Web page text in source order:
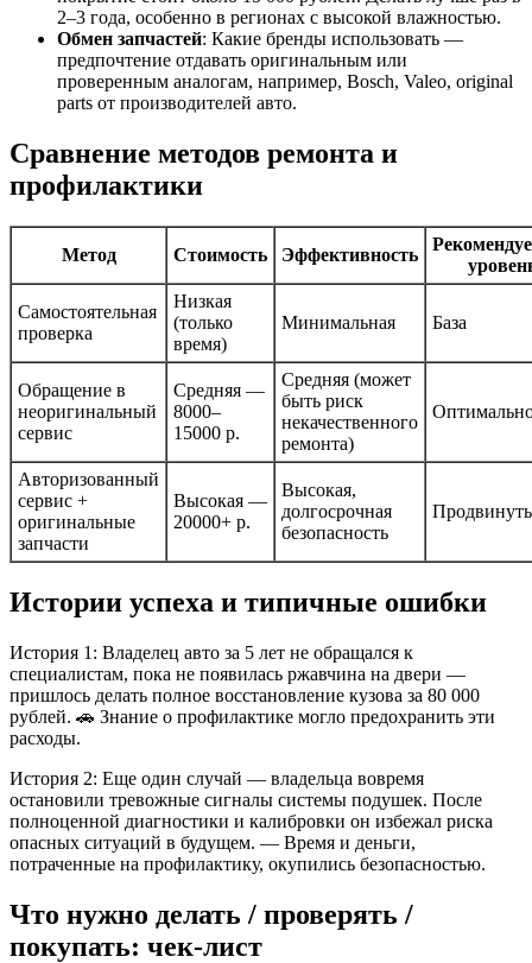
2–3 года, особенно в регионах с высокой влажностью.
Обмен запчастей: Какие бренды использовать —
предпочтение отдавать оригинальным или
проверенным аналогам, например, Bosch, Valeo, original
parts от производителей авто.
Сравнение методов ремонта и
профилактики
Метод Стоимость Эффективность
Самостоятельная
проверка
Низкая
(только
время)
Минимальная База
Обращение в
неоригинальный
сервис
Средняя —
8000–
15000 р.
Средняя (может
быть риск
некачественного
ремонта)
Авторизованный
сервис +
оригинальные
запчасти
Высокая —
20000+ р.
Высокая,
долгосрочная
безопасность
Истории успеха и типичные ошибки
История 1: Владелец авто за 5 лет не обращался к
специалистам, пока не появилась ржавчина на двери —
пришлось делать полное восстановление кузова за 80 000
рублей. 🚗 Знание о профилактике могло предохранить эти
расходы.
История 2: Еще один случай — владельца вовремя
остановили тревожные сигналы системы подушек. После
полноценной диагностики и калибровки он избежал риска
опасных ситуаций в будущем. — Время и деньги,
потраченные на профилактику, окупились безопасностью.
Что нужно делать / проверять /
покупать: чек-лист